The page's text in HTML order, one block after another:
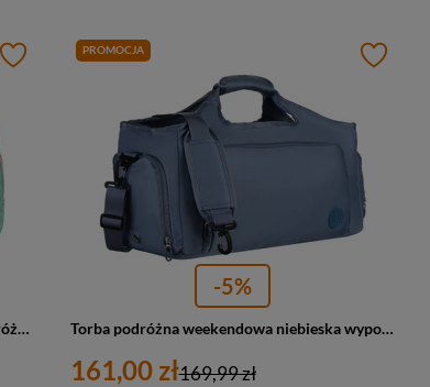
Miętowo-różowa, weekendowa torba podróżna z komorą termiczną na obuwie - Peterson
PROMOCJA
-5%
Torba podróżna weekendowa niebieska wyposażona w uchwyt na walizkę Peterson
161,00 zł169,99 zł